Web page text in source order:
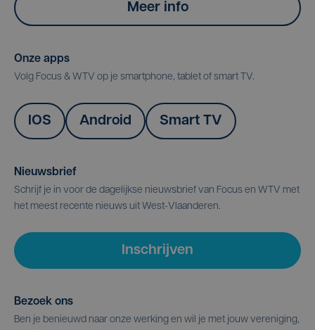
Meer info
Onze apps
Volg Focus & WTV op je smartphone, tablet of smart TV.
IOS Android Smart TV
Nieuwsbrief
Schrijf je in voor de dagelijkse nieuwsbrief van Focus en WTV met
het meest recente nieuws uit West-Vlaanderen.
Inschrijven
Bezoek ons
Ben je benieuwd naar onze werking en wil je met jouw vereniging,